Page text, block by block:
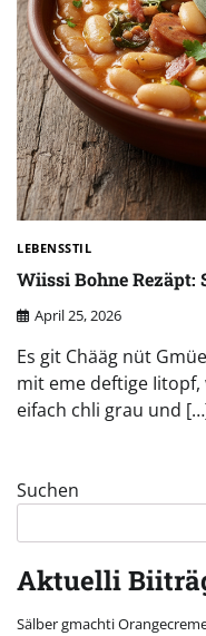
LEBENSSTIL
Wiissi Bohne Rezäpt:
April 25, 2026
Es git Chääg nüt
mit eme deftige Iitopf,
eifach chli grau und
Suchen
Aktuelli
Sälber gmachti